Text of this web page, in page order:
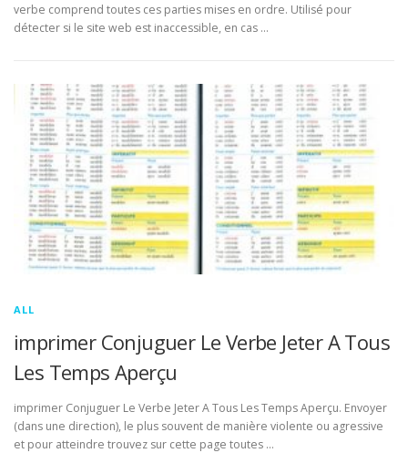
verbe comprend toutes ces parties mises en ordre. Utilisé pour
détecter si le site web est inaccessible, en cas …
ALL
imprimer Conjuguer Le Verbe Jeter A Tous
Les Temps Aperçu
imprimer Conjuguer Le Verbe Jeter A Tous Les Temps Aperçu. Envoyer
(dans une direction), le plus souvent de manière violente ou agressive
et pour atteindre trouvez sur cette page toutes …